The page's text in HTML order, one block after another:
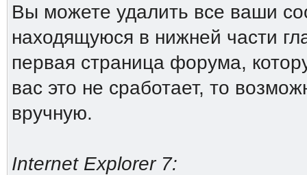
Вы можете удалить все ваши
находящуюся в нижней части
первая страница форума,
вас это не сработает, то
вручную.
Internet Explorer 7: